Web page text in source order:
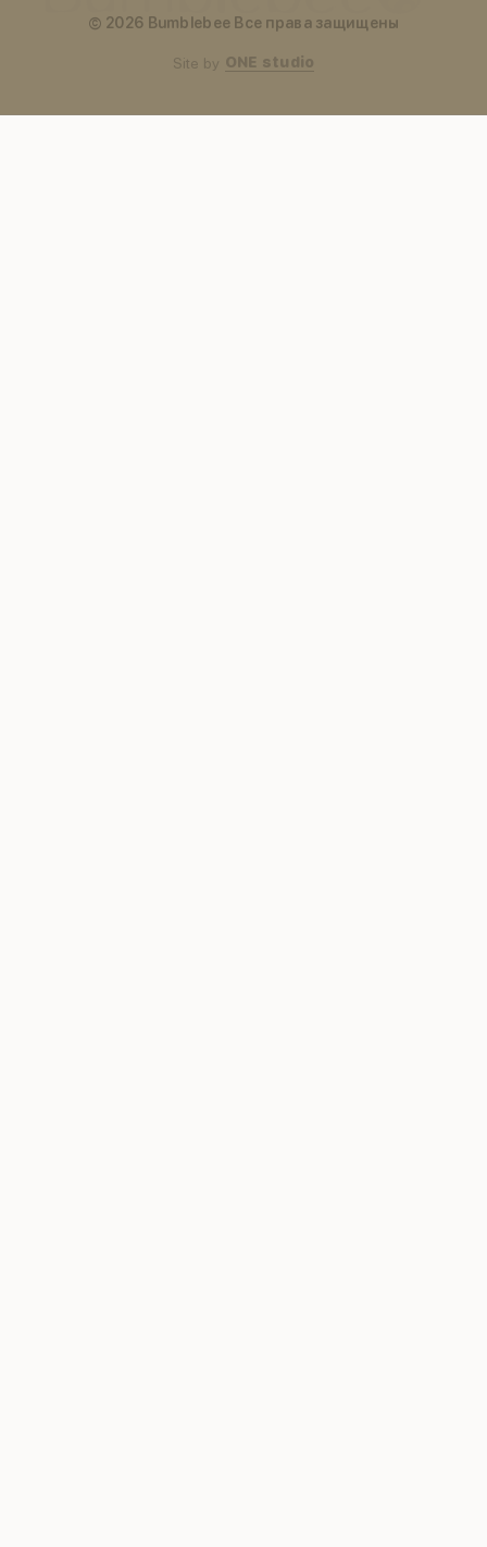
© 2026 Bumblebee Все права защищены
Site by ONE studio